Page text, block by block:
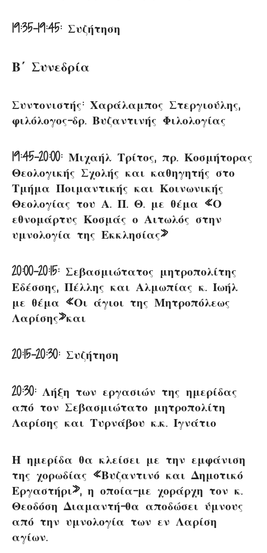
19:35-19:45: Συζήτηση
Β΄ Συνεδρία
Συντονιστής: Χαράλαμπος Στεργιούλης,
φιλόλογος-δρ. Βυζαντινής Φιλολο­γίας
19:45-20:00: Μιχαήλ Τρίτος, πρ. Κοσμήτορας
Θεολογικής Σχολής και καθηγητής στο
Τμήμα Ποιμαντικής και Κοινωνικής
Θεολογίας του Α. Π. Θ. με θέμα «Ο
εθνομάρτυς Κοσμάς ο Αιτωλός στην
υμνολογία της Εκκλησίας»
20:00-20:15: Σεβασμιώτατος μητροπολίτης
Εδέσσης, Πέλλης και Αλμωπίας κ. Ιωήλ
με θέμα «Οι άγιοι της Μητροπόλεως
Λαρίσης»και
20:15-20:30: Συζήτηση
20:30: Λήξη των εργασιών της ημερίδας
από τον Σεβασμιώτατο μητροπολίτη
Λαρίσης και Τυρνάβου κ.κ. Ιγνάτιο
Η ημερίδα θα κλείσει με την εμφάνιση
της χορωδίας «Βυζαντινό και Δημο­τικό
Εργαστήρι», η οποία-με χοράρχη τον κ.
Θεοδόση Διαμαντή-θα αποδώσει ύμνους
από την υμνολογία των εν Λαρίση
αγίων.